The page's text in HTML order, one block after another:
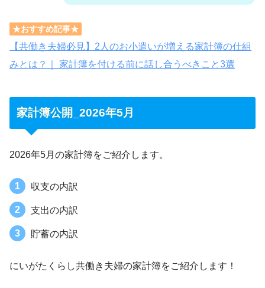
★おすすめ記事★
【共働き夫婦必見】2人のお小遣いが増える家計簿の仕組
みとは？｜ 家計簿を付ける前に話し合うべきこと3選
家計簿公開_2026年5月
2026年5月の家計簿をご紹介します。
収支の内訳
支出の内訳
貯蓄の内訳
にいがたくらし共働き夫婦の家計簿をご紹介します！